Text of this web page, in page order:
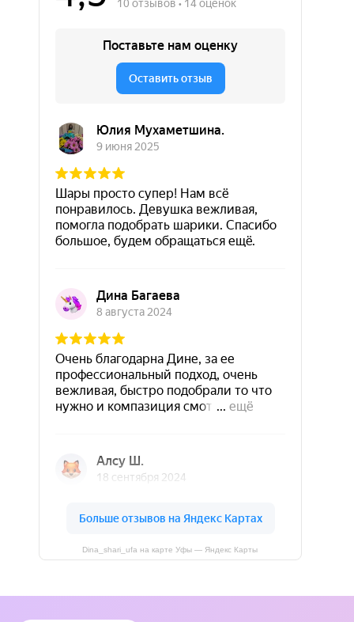
Dina_shari_ufa на карте Уфы — Яндекс Карты